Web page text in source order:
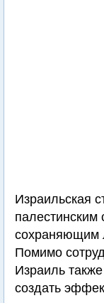
Израильская
палестинским
сохраняющим
Помимо
Израиль
создать